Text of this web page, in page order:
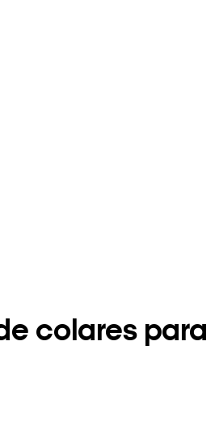
colares para